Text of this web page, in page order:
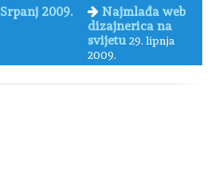
Srpanj 2009.
Najmlađa web
dizajnerica na
svijetu 29. lipnja
2009.